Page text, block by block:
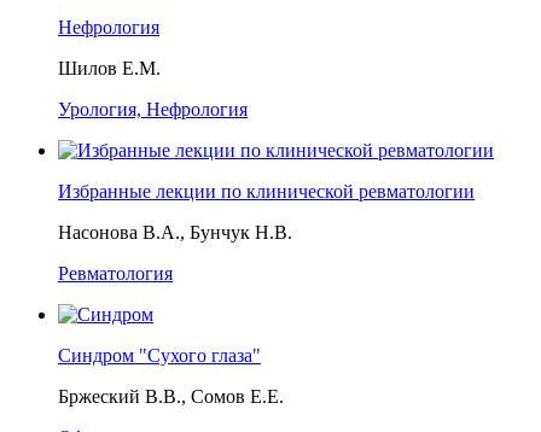
Нефрология
Шилов Е.М.
Урология, Нефрология
Избранные лекции по клинической ревматологии
Насонова В.А., Бунчук Н.В.
Ревматология
Синдром "Сухого глаза"
Бржеский В.В., Сомов Е.Е.